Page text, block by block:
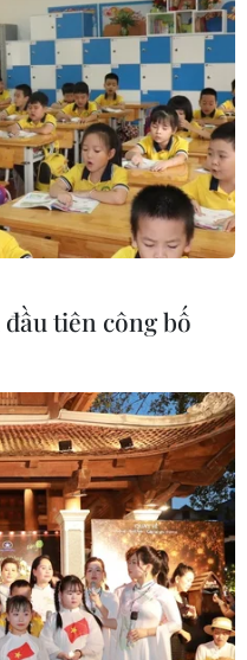
Nhĩ Kỳ, ông Andrey
từ đằng sau lưng khi
triển lãm ở thủ đô
nhập vào Đại sứ
tiên công bố